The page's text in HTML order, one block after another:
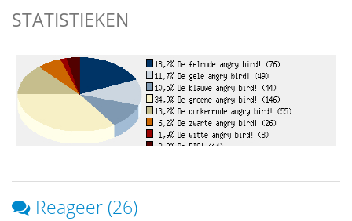
STATISTIEKEN
Reageer (26)